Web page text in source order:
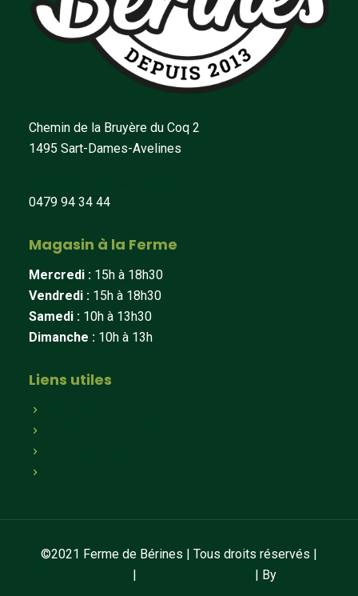
Chemin de la Bruyère du Coq 2
1495 Sart-Dames-Avelines
0479 94 34 44
Magasin à la Ferme
Mercredi : 15h à 18h30
Vendredi : 15h à 18h30
Samedi : 10h à 13h30
Dimanche : 10h à 13h
Liens utiles
©2021 Ferme de Bérines | Tous droits réservés |
| | By